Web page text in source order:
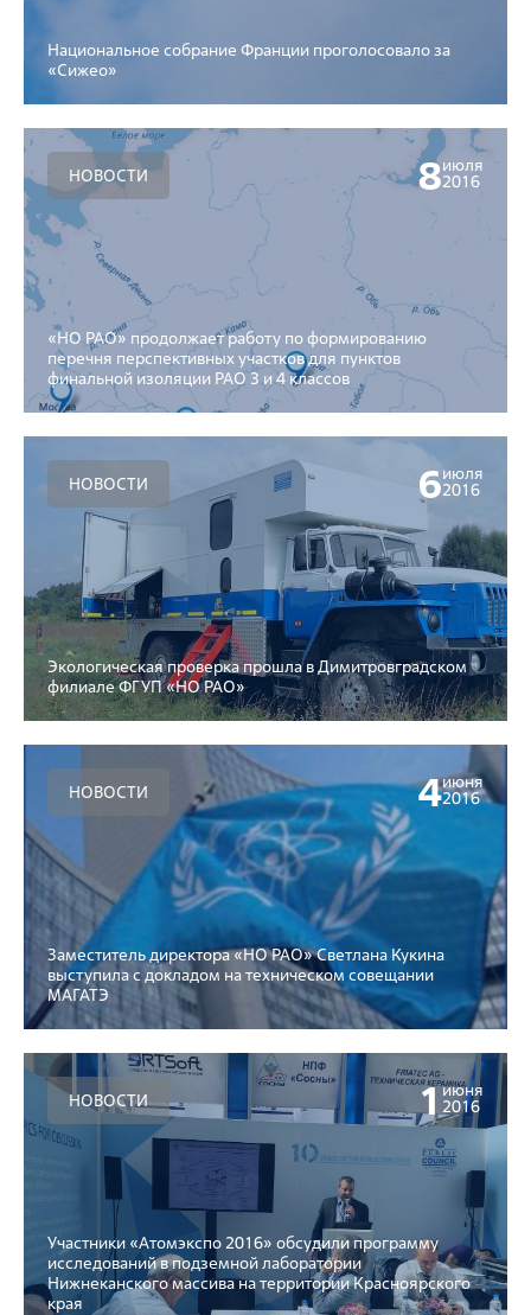
Национальное собрание Франции проголосовало за
«Сижео»
НОВОСТИ 8июля
2016
«НО РАО» продолжает работу по формированию
перечня перспективных участков для пунктов
финальной изоляции РАО 3 и 4 классов
НОВОСТИ 6июля
2016
Экологическая проверка прошла в Димитровградском
филиале ФГУП «НО РАО»
НОВОСТИ 4июня
2016
Заместитель директора «НО РАО» Светлана Кукина
выступила с докладом на техническом совещании
МАГАТЭ
НОВОСТИ 1июня
2016
Участники «Атомэкспо 2016» обсудили программу
исследований в подземной лаборатории
Нижнеканского массива на территории Красноярского
края